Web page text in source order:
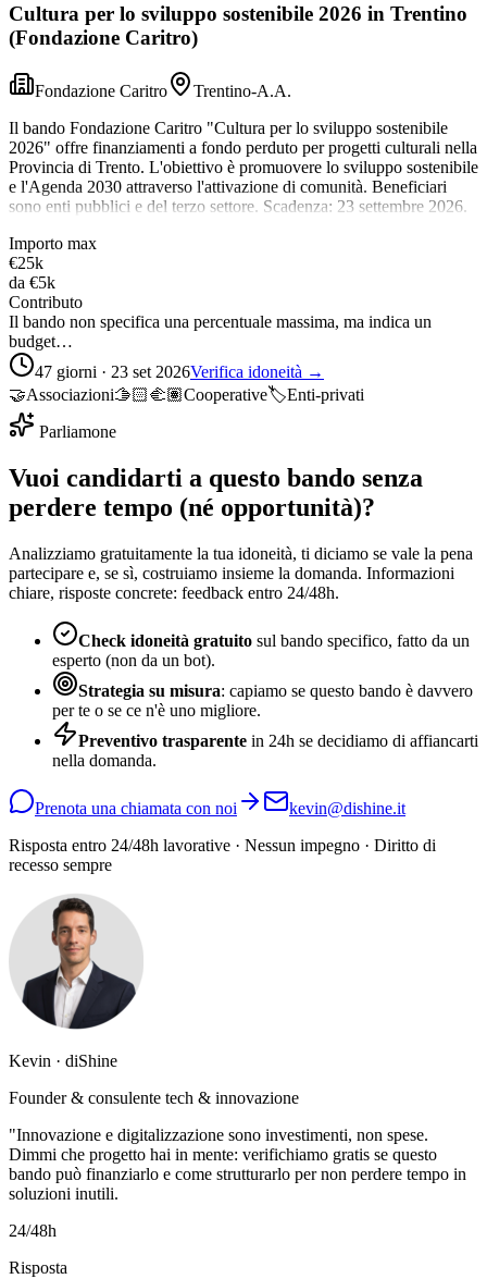
Cultura per lo sviluppo sostenibile 2026 in Trentino
(Fondazione Caritro)
Fondazione Caritro
Trentino-A.A.
Il bando Fondazione Caritro "Cultura per lo sviluppo sostenibile
2026" offre finanziamenti a fondo perduto per progetti culturali nella
Provincia di Trento. L'obiettivo è promuovere lo sviluppo sostenibile
e l'Agenda 2030 attraverso l'attivazione di comunità. Beneficiari
sono enti pubblici e del terzo settore. Scadenza: 23 settembre 2026.
Importo max
€25k
da €5k
Contributo
Il bando non specifica una percentuale massima, ma indica un
budget…
47 giorni · 23 set 2026Verifica idoneità →
🤝Associazioni🫱🏻‍🫲🏽Cooperative🏷️Enti-privati
Parliamone
Vuoi candidarti a questo bando senza
perdere tempo (né opportunità)?
Analizziamo gratuitamente la tua idoneità, ti diciamo se vale la pena
partecipare e, se sì, costruiamo insieme la domanda. Informazioni
chiare, risposte concrete: feedback entro 24/48h.
Check idoneità gratuito sul bando specifico, fatto da un
esperto (non da un bot).
Strategia su misura: capiamo se questo bando è davvero
per te o se ce n'è uno migliore.
Preventivo trasparente in 24h se decidiamo di affiancarti
nella domanda.
Prenota una chiamata con noi
kevin@dishine.it
Risposta entro 24/48h lavorative · Nessun impegno · Diritto di
recesso sempre
Kevin · diShine
Founder & consulente tech & innovazione
"Innovazione e digitalizzazione sono investimenti, non spese.
Dimmi che progetto hai in mente: verifichiamo gratis se questo
bando può finanziarlo e come strutturarlo per non perdere tempo in
soluzioni inutili.
24/48h
Risposta